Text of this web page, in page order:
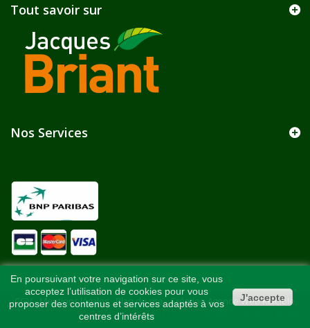
Tout savoir sur
Nos Services
En poursuivant votre navigation sur ce site, vous
acceptez l’utilisation de cookies pour vous
proposer des contenus et services adaptés à vos
centres d’intérêts
J'accepte
CGV-Mentions légales-Plan du site -Création Agence Web Kelcible
Référencement - © 2021 Pépinières Jacques Briant